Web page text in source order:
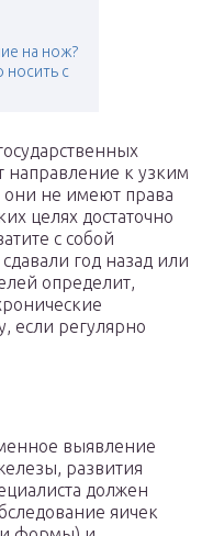
на нож?
с
направление к узким
они не имеют права
целях достаточно
с собой
год назад или
определит,
если регулярно
выявление
развития
должен
яичек